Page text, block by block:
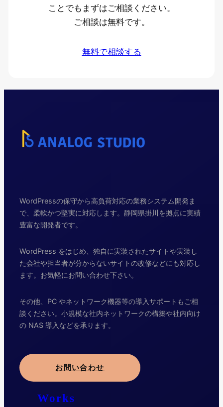
ことでもまずはご相談ください。
ご相談は無料です。
無料で相談する
WordPressの保守から高負荷対応の業務システム開発ま
で、柔軟かつ堅実に対応します。静岡県掛川を拠点に実績
豊富な開発者です。
WordPress をはじめ、独自に実装されたサイトや実装し
た会社や担当者が分からないサイトの改修などにも対応し
ます。お気軽にお問い合わせ下さい。
その他、PC やネットワーク機器等の導入サポートもご相
談ください。小規模な社内ネットワークの構築や社内向け
の NAS 導入などを承ります。
お問い合わせ
Works